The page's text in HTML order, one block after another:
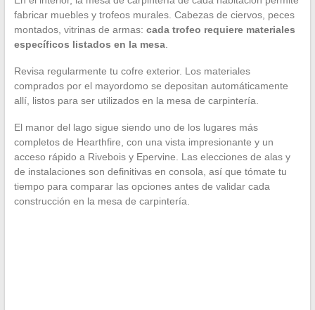
fabricar muebles y trofeos murales. Cabezas de ciervos, peces
montados, vitrinas de armas: cada trofeo requiere materiales
específicos listados en la mesa.
Revisa regularmente tu cofre exterior. Los materiales
comprados por el mayordomo se depositan automáticamente
allí, listos para ser utilizados en la mesa de carpintería.
El manor del lago sigue siendo uno de los lugares más
completos de Hearthfire, con una vista impresionante y un
acceso rápido a Rivebois y Epervine. Las elecciones de alas y
de instalaciones son definitivas en consola, así que tómate tu
tiempo para comparar las opciones antes de validar cada
construcción en la mesa de carpintería.